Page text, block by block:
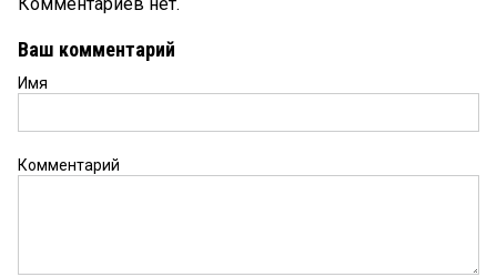
Ваш комментарий
Имя
Комментарий